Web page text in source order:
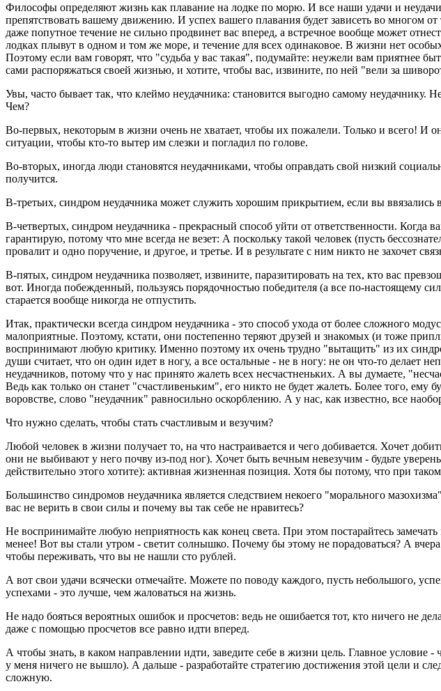
Философы определяют жизнь как плавание на лодке по морю. И все наши удачи и
препятствовать вашему движению. И успех вашего плавания будет зависеть во многом
даже попутное течение не сильно продвинет вас вперед, а встречное вообще может
лодках плывут в одном и том же море, и течение для всех одинаковое. В жизни нет
Поэтому если вам говорят, что "судьба у вас такая", подумайте: неужели вам приятнее
сами распоряжаться своей жизнью, и хотите, чтобы вас, извините, по ней "вели за
Увы, часто бывает так, что клеймо неудачника: становится выгодно самому
Чем?
Во-первых, некоторым в жизни очень не хватает, чтобы их пожалели. Только и всего! И
ситуации, чтобы кто-то вытер им слезки и погладил по голове.
Во-вторых, иногда люди становятся неудачниками, чтобы оправдать свой низкий
получится.
В-третьих, синдром неудачника может служить хорошим прикрытием, если вы ввязались
В-четвертых, синдром неудачника - прекрасный способ уйти от ответственности. Когда
гарантирую, потому что мне всегда не везет: А поскольку такой человек (пусть
провалит и одно поручение, и другое, и третье. И в результате с ним никто не захочет
В-пятых, синдром неудачника позволяет, извините, паразитировать на тех, кто вас
вот. Иногда побежденный, пользуясь порядочностью победителя (а все по-настоящему
старается вообще никогда не отпустить.
Итак, практически всегда синдром неудачника - это способ ухода от более сложного
малоприятные. Поэтому, кстати, они постепенно теряют друзей и знакомых (и тоже
воспринимают любую критику. Именно поэтому их очень трудно "вытащить" из их
души считает, что он один идет в ногу, а все остальные - не в ногу: не он что-то
неудачников, потому что у нас принято жалеть всех несчастненьких. А вы думаете,
Ведь как только он станет "счастливеньким", его никто не будет жалеть. Более того,
воровстве, слово "неудачник" равносильно оскорблению. А у нас, как известно, все
Что нужно сделать, чтобы стать счастливым и везучим?
Любой человек в жизни получает то, на что настраивается и чего добивается. Хочет
они не выбивают у него почву из-под ног). Хочет быть вечным невезучим - будьте
действительно этого хотите): активная жизненная позиция. Хотя бы потому, что при
Большинство синдромов неудачника является следствием некоего "морального
вас не верить в свои силы и почему вы так себе не нравитесь?
Не воспринимайте любую неприятность как конец света. При этом постарайтесь
менее! Вот вы стали утром - светит солнышко. Почему бы этому не порадоваться? А
чтобы переживать, что вы не нашли сто рублей.
А вот свои удачи всячески отмечайте. Можете по поводу каждого, пусть небольшого,
успехами - это лучше, чем жаловаться на жизнь.
Не надо бояться вероятных ошибок и просчетов: ведь не ошибается тот, кто ничего не
даже с помощью просчетов все равно идти вперед.
А чтобы знать, в каком направлении идти, заведите себе в жизни цель. Главное
у меня ничего не вышло). А дальше - разработайте стратегию достижения этой цели и
сложную.